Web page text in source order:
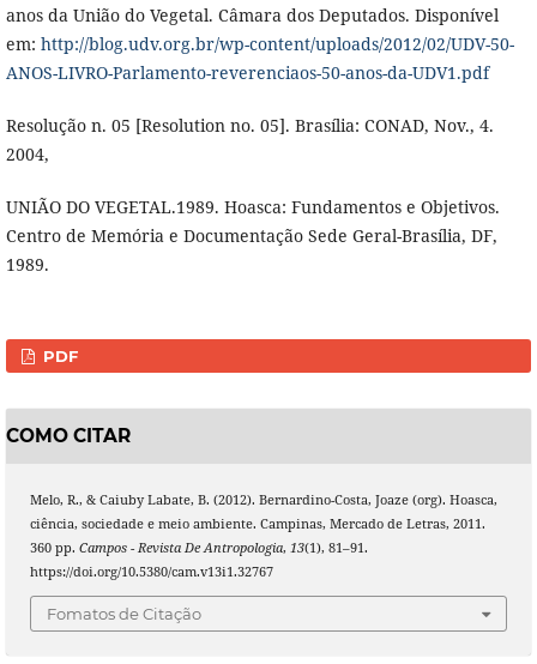
anos da União do Vegetal. Câmara dos Deputados. Disponível
em: http://blog.udv.org.br/wp-content/uploads/2012/02/UDV-50-
ANOS-LIVRO-Parlamento-reverenciaos-50-anos-da-UDV1.pdf
Resolução n. 05 [Resolution no. 05]. Brasília: CONAD, Nov., 4.
2004,
UNIÃO DO VEGETAL.1989. Hoasca: Fundamentos e Objetivos.
Centro de Memória e Documentação Sede Geral-Brasília, DF,
1989.
PDF
COMO CITAR
Melo, R., & Caiuby Labate, B. (2012). Bernardino-Costa, Joaze (org). Hoasca,
ciência, sociedade e meio ambiente. Campinas, Mercado de Letras, 2011.
360 pp. Campos - Revista De Antropologia, 13(1), 81–91.
https://doi.org/10.5380/cam.v13i1.32767
Fomatos de Citação